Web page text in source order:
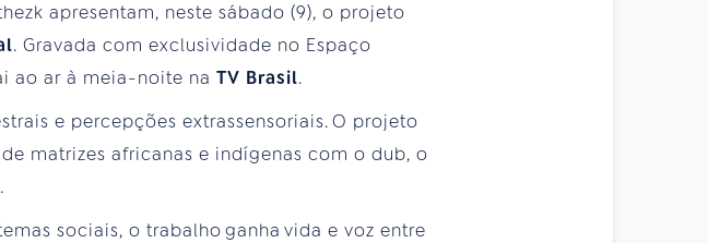
apresentam, neste sábado (9), o projeto
. Gravada com exclusividade no Espaço
ao ar à meia-noite na TV Brasil.
e percepções extrassensoriais. O projeto
matrizes africanas e indígenas com o dub, o
sociais, o trabalho ganha vida e voz entre